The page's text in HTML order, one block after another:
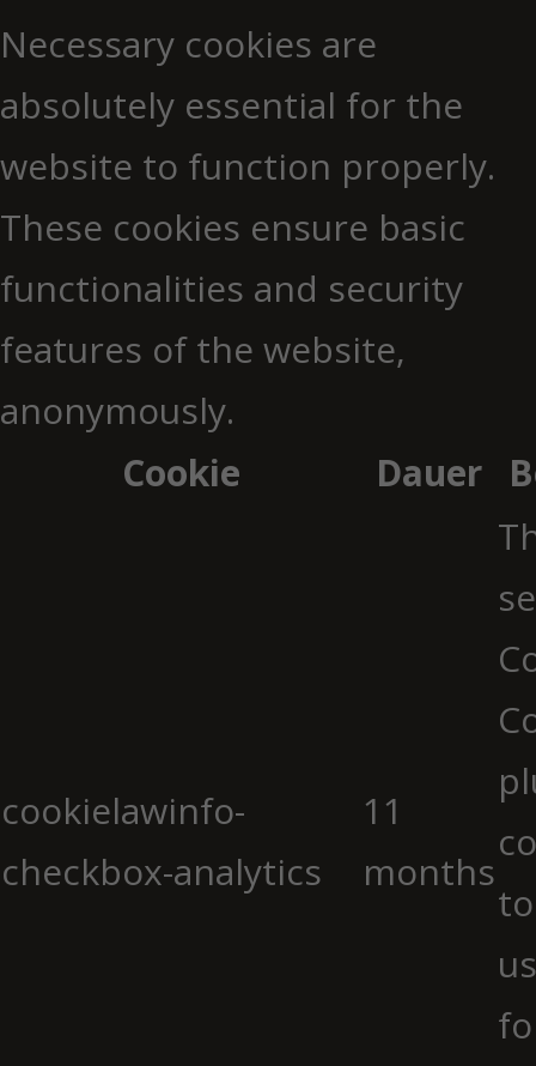
Necessary cookies are
absolutely essential for the
website to function properly.
These cookies ensure basic
functionalities and security
features of the website,
anonymously.
Cookie
Dauer
cookielawinfo-
checkbox-analytics
11
months